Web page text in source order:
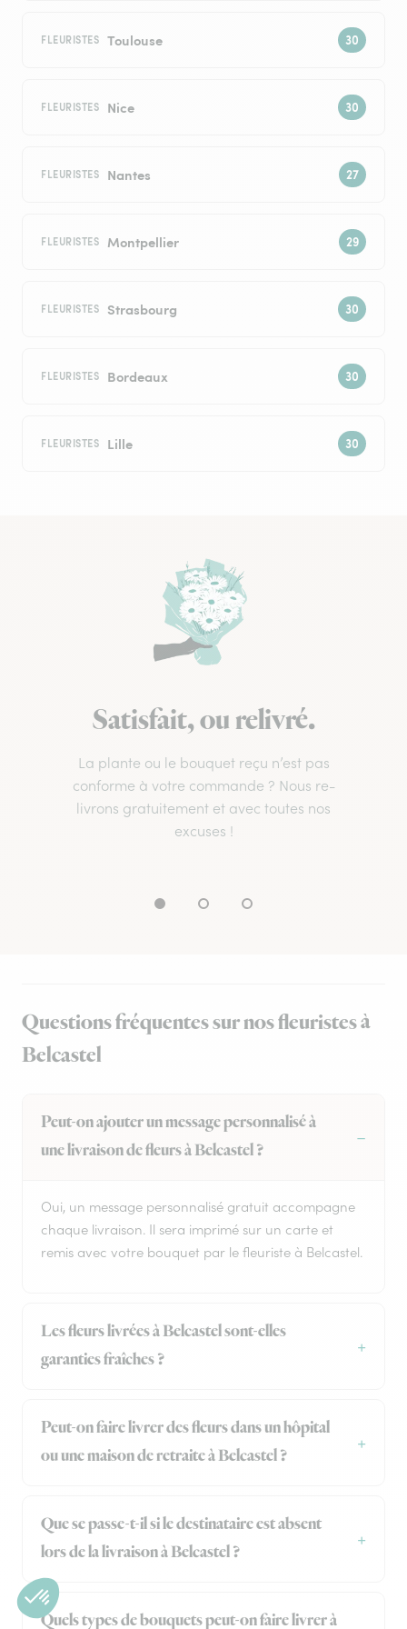
FLEURISTES Toulouse
FLEURISTES Nice
FLEURISTES Nantes
FLEURISTES Montpellier
FLEURISTES Strasbourg
FLEURISTES Bordeaux
FLEURISTES Lille
Satisfait, ou relivré.
La plante ou le bouquet reçu n’est pas
conforme à votre commande ? Nous re-
livrons gratuitement et avec toutes nos
excuses !
Questions fréquentes sur nos fleuristes à
Belcastel
Peut-on ajouter un message personnalisé à
une livraison de fleurs à Belcastel ?
Oui, un message personnalisé gratuit accompagne
chaque livraison. Il sera imprimé sur un carte et
remis avec votre bouquet par le fleuriste à Belcastel.
Les fleurs livrées à Belcastel sont-elles
garanties fraîches ?
Peut-on faire livrer des fleurs dans un hôpital
ou une maison de retraite à Belcastel ?
Que se passe-t-il si le destinataire est absent
lors de la livraison à Belcastel ?
Quels types de bouquets peut-on faire livrer à